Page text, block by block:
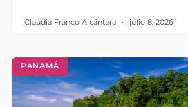
Claudia Franco Alcántara julio 8, 2026
PANAMÁ